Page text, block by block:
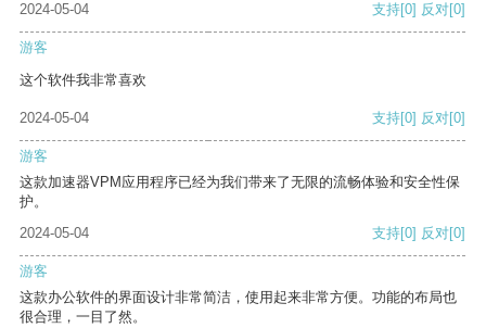
2024-05-04 支持[0] 反对[0]
游客
这个软件我非常喜欢
2024-05-04 支持[0] 反对[0]
游客
这款加速器VPM应用程序已经为我们带来了无限的流畅体验和安全性保
护。
2024-05-04
支持[0] 反对[0]
游客
这款办公软件的界面设计非常简洁，使用起来非常方便。功能的布局也
很合理，一目了然。